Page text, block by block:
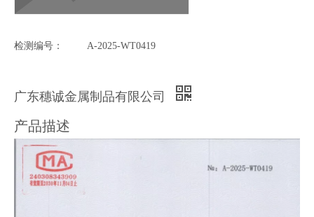
检测编号： A-2025-WT0419
广东穗诚金属制品有限公司
产品描述